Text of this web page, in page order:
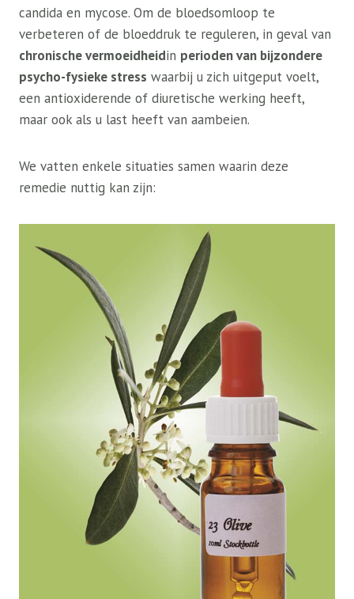
candida en mycose. Om de bloedsomloop te
verbeteren of de bloeddruk te reguleren, in geval van
chronische vermoeidheidin perioden van bijzondere
psycho-fysieke stress waarbij u zich uitgeput voelt,
een antioxiderende of diuretische werking heeft,
maar ook als u last heeft van aambeien.
We vatten enkele situaties samen waarin deze
remedie nuttig kan zijn: